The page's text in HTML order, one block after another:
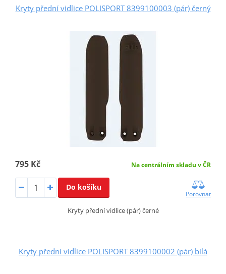
Kryty přední vidlice POLISPORT 8399100003 (pár) černý
795 Kč Na centrálním skladu v ČR
Do košíku
Porovnat
Kryty přední vidlice (pár) černé
Kryty přední vidlice POLISPORT 8399100002 (pár) bílá